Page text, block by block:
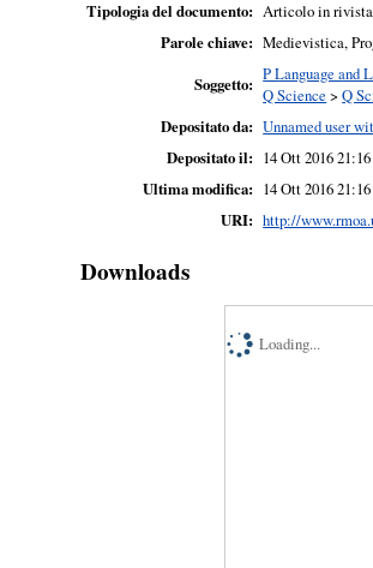
Tipologia del documento: Articolo in rivista
Parole chiave: Medievistica,
Soggetto: P Language and
Q Science >Q
Depositato da: Unnamed user
Depositato il: 14 Ott 2016 21:16
Ultima modifica: 14 Ott 2016 21:16
URI: http://
Downloads
Loading...